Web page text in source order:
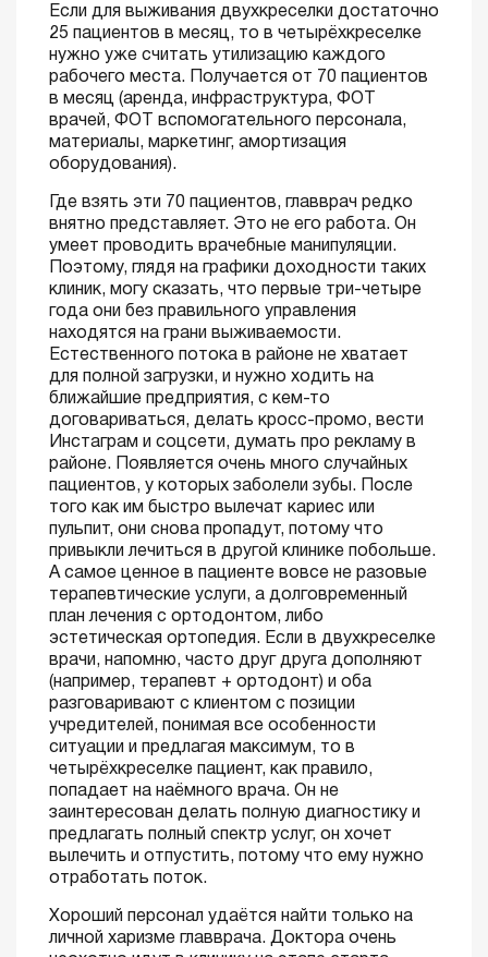
Если для выживания двухкреселки достаточно
25 пациентов в месяц, то в четырёхкреселке
нужно уже считать утилизацию каждого
рабочего места. Получается от 70 пациентов
в месяц (аренда, инфраструктура, ФОТ
врачей, ФОТ вспомогательного персонала,
материалы, маркетинг, амортизация
оборудования).
Где взять эти 70 пациентов, главврач редко
внятно представляет. Это не его работа. Он
умеет проводить врачебные манипуляции.
Поэтому, глядя на графики доходности таких
клиник, могу сказать, что первые три-четыре
года они без правильного управления
находятся на грани выживаемости.
Естественного потока в районе не хватает
для полной загрузки, и нужно ходить на
ближайшие предприятия, с кем-то
договариваться, делать кросс-промо, вести
Инстаграм и соцсети, думать про рекламу в
районе. Появляется очень много случайных
пациентов, у которых заболели зубы. После
того как им быстро вылечат кариес или
пульпит, они снова пропадут, потому что
привыкли лечиться в другой клинике побольше.
А самое ценное в пациенте вовсе не разовые
терапевтические услуги, а долговременный
план лечения с ортодонтом, либо
эстетическая ортопедия. Если в двухкреселке
врачи, напомню, часто друг друга дополняют
(например, терапевт + ортодонт) и оба
разговаривают с клиентом с позиции
учредителей, понимая все особенности
ситуации и предлагая максимум, то в
четырёхкреселке пациент, как правило,
попадает на наёмного врача. Он не
заинтересован делать полную диагностику и
предлагать полный спектр услуг, он хочет
вылечить и отпустить, потому что ему нужно
отработать поток.
Хороший персонал удаётся найти только на
личной харизме главврача. Доктора очень